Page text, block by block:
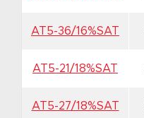
AT5-36/16%SAT
AT5-21/18%SAT
AT5-27/18%SAT